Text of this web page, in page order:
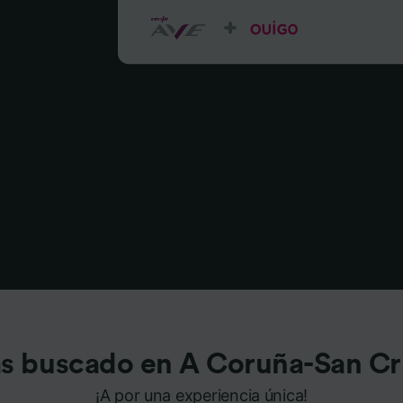
buscado en A Coruña-San
¡A por una experiencia única!